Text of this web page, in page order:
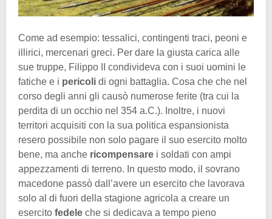
Come ad esempio: tessalici, contingenti traci, peoni e
illirici, mercenari greci. Per dare la giusta carica alle
sue truppe, Filippo II condivideva con i suoi uomini le
fatiche e i pericoli di ogni battaglia. Cosa che che nel
corso degli anni gli causò numerose ferite (tra cui la
perdita di un occhio nel 354 a.C.). Inoltre, i nuovi
territori acquisiti con la sua politica espansionista
resero possibile non solo pagare il suo esercito molto
bene, ma anche ricompensare i soldati con ampi
appezzamenti di terreno. In questo modo, il sovrano
macedone passò dall’avere un esercito che lavorava
solo al di fuori della stagione agricola a creare un
esercito fedele che si dedicava a tempo pieno